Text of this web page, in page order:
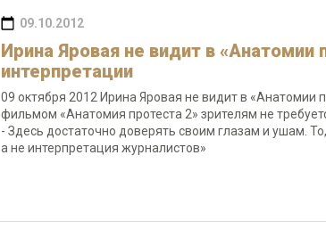
09.10.2012
Ирина Яровая не видит в «Анатомии
интерпретации
09 октября 2012 Ирина Яровая не видит в «Анатомии
фильмом «Анатомия протеста 2» зрителям не
- Здесь достаточно доверять своим глазам и ушам.
а не интерпретация журналистов»